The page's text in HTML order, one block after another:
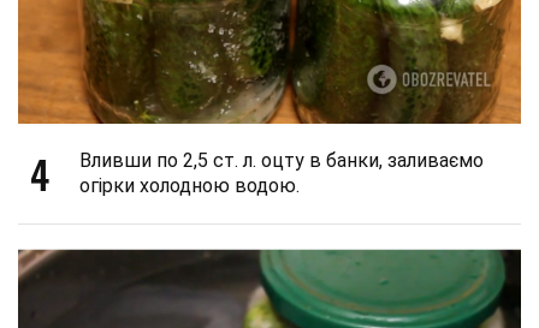
4
Вливши по 2,5 ст. л. оцту в банки, заливаємо
огірки холодною водою.